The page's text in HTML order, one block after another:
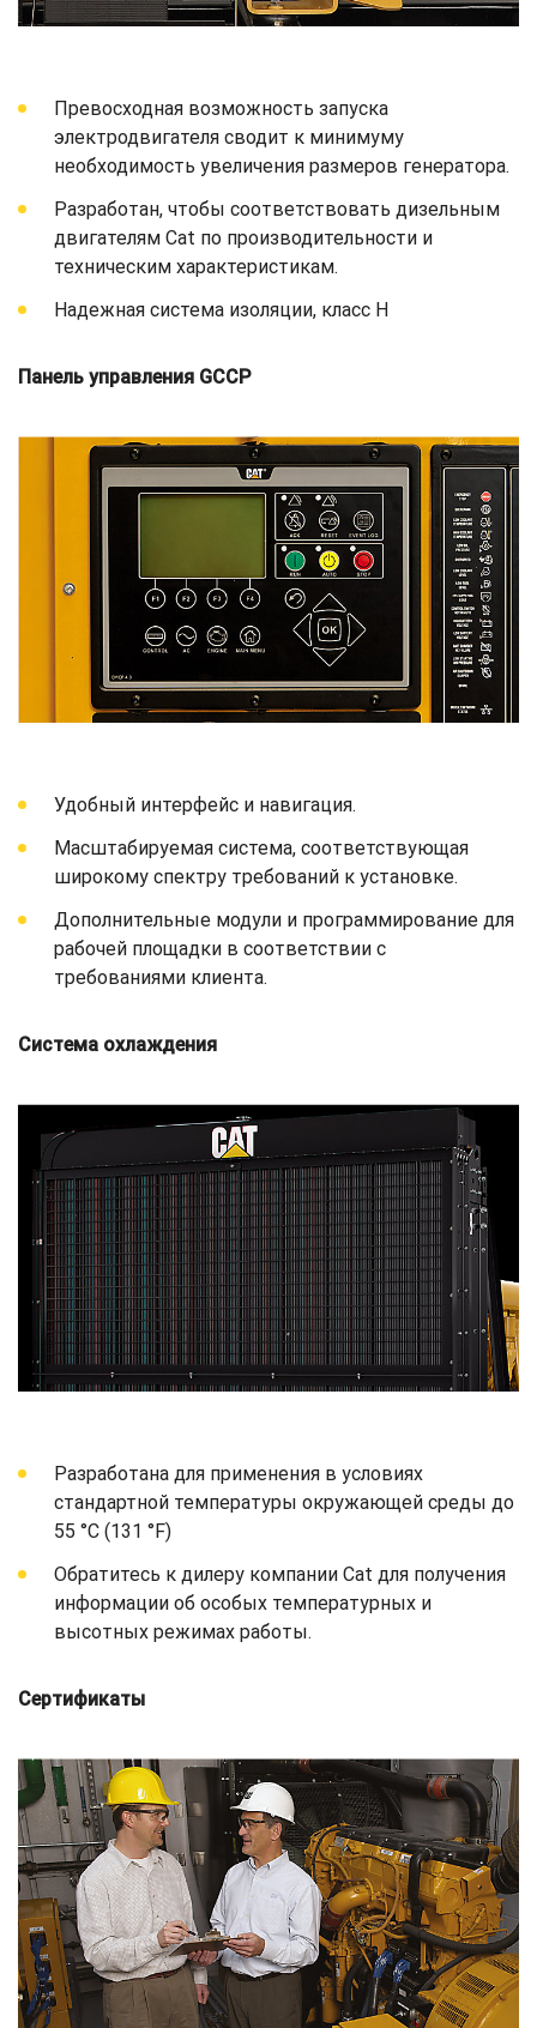
Превосходная возможность запуска
электродвигателя сводит к минимуму
необходимость увеличения размеров генератора.
Разработан, чтобы соответствовать дизельным
двигателям Cat по производительности и
техническим характеристикам.
Надежная система изоляции, класс H
Панель управления GCCP
Удобный интерфейс и навигация.
Масштабируемая система, соответствующая
широкому спектру требований к установке.
Дополнительные модули и программирование для
рабочей площадки в соответствии с
требованиями клиента.
Система охлаждения
Разработана для применения в условиях
стандартной температуры окружающей среды до
55 °C (131 °F)
Обратитесь к дилеру компании Cat для получения
информации об особых температурных и
высотных режимах работы.
Сертификаты